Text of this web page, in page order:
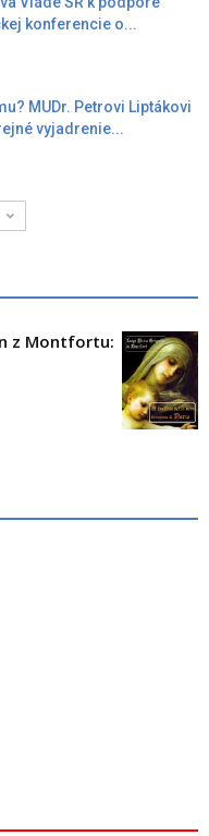
konferencie o...
MUDr. Petrovi Liptákovi
vyjadrenie...
z Montfortu: